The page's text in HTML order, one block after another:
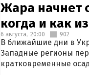
Жара начнет
когда и как
6 августа, 20:00 902
В ближайшие дни в
Западные регионы
кратковременные